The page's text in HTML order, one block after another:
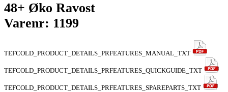
48+ Øko Ravost
Varenr: 1199
TEFCOLD_PRODUCT_DETAILS_PRFEATURES_MANUAL_TXT
TEFCOLD_PRODUCT_DETAILS_PRFEATURES_QUICKGUIDE_TXT
TEFCOLD_PRODUCT_DETAILS_PRFEATURES_SPAREPARTS_TXT